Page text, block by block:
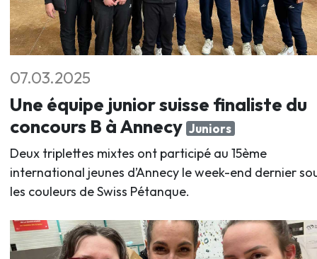
07.03.2025
Une équipe junior suisse finaliste du
concours B à Annecy Juniors
Deux triplettes mixtes ont participé au 15ème
international jeunes d’Annecy le week-end dernier
les couleurs de Swiss Pétanque.